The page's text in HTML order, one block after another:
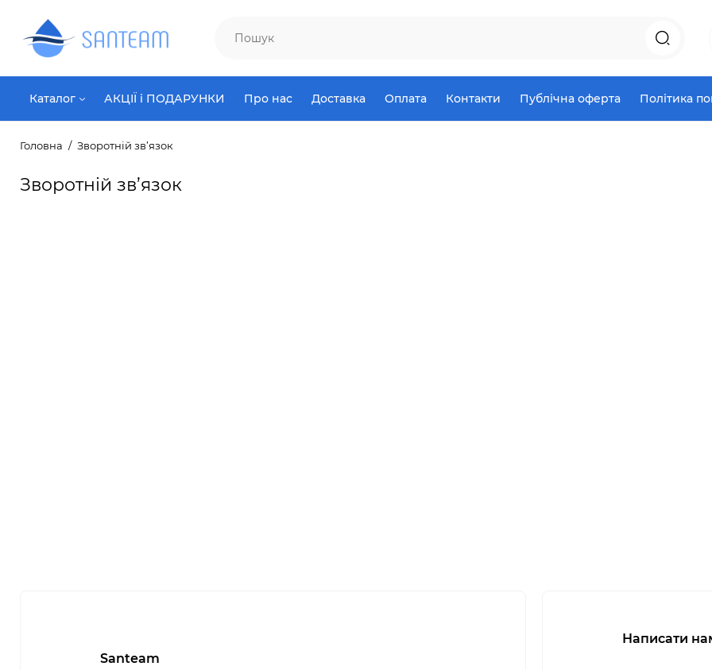
Каталог АКЦІЇ і ПОДАРУНКИ Про нас Доставка Оплата Контакти Публічна оферта Політика
Головна Зворотній зв’язок
Зворотній зв’язок
Santeam
Написати